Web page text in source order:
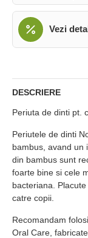
Vezi
DESCRIERE
Periuta de dinti pt.
Periutele de dinti
bambus, avand un
din bambus sunt
foarte bine si cele
bacteriana.
catre copii.
Recomandam
Oral Care,